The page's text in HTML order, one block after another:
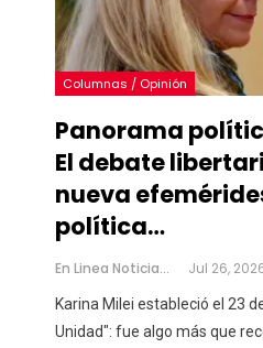
Columnas / Opinión
Panorama
El debate
nueva
política…
En Linea Noticias Jul 26,
Karina Milei estableció el 23
Unidad": fue algo más que